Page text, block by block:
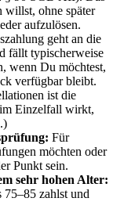
willst, ohne später
aufzulösen.
geht an die
fällt typischerweise
wenn Du möchtest,
verfügbar bleibt.
ist die
Einzelfall wirkt,
Für
möchten oder
Punkt sein.
sehr hohen Alter:
75–85 zahlst und